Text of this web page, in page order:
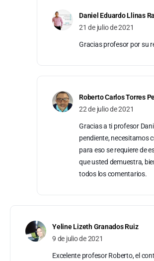
Daniel Eduardo Llinas
21 de julio de 2021
Gracias profesor por su
Roberto Carlos Torres
22 de julio de 2021
Gracias a ti profesor
pendiente, necesitamos
para eso se requiere de
que usted demuestra,
todos los comentarios.
Yeline Lizeth Granados Ruiz
9 de julio de 2021
Excelente profesor Roberto, el